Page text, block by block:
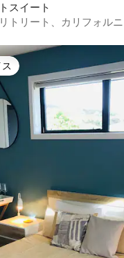
スイート
トリート、カリフォル
ス